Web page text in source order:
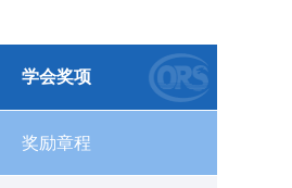
学会奖项
奖励章程